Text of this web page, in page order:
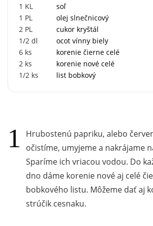
1 KL
soľ
1 PL
olej slnečnicový
2 PL
cukor kryštál
1/2 dl
ocot vínny biely
6 ks
korenie čierne celé
2 ks
korenie nové celé
1/2 ks list bobkový
Hrubostenú papriku, alebo
očistíme, umyjeme a nakrájame
Sparíme ich vriacou vodou. Do
dno dáme korenie nové aj celé
bobkového listu. Môžeme dať aj
strúčik cesnaku.